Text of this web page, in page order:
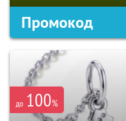
Промокод
до 100%